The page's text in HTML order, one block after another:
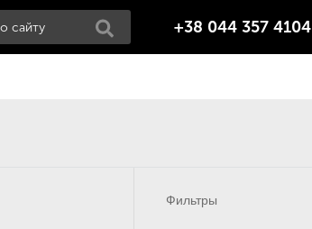
+38 044 357 4104
Фильтры